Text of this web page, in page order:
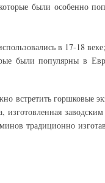
были особенно
в 17-18 веке;
были популярны в
встретить горшковые
изготовленная
традиционно